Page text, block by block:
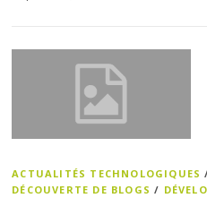
ACTUALITÉS TECHNOLOGIQUES
DÉCOUVERTE DE BLOGS /